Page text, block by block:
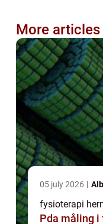
More articles
05 july 2026
fysioterapi
Pda måling i